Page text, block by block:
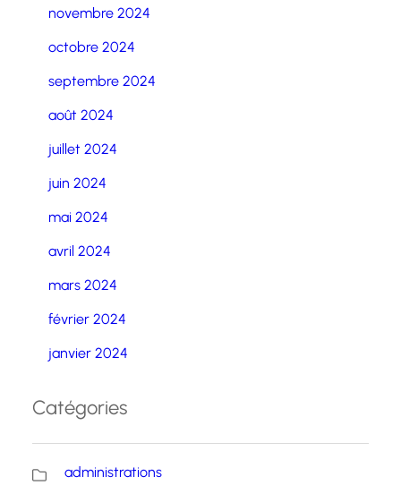
novembre 2024
octobre 2024
septembre 2024
août 2024
juillet 2024
juin 2024
mai 2024
avril 2024
mars 2024
février 2024
janvier 2024
Catégories
administrations